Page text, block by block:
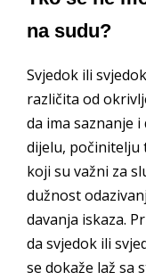
na sudu?
Svjedok ili
različita od
da ima saznanje
dijelu, počinitelju
koji su važni za
dužnost
davanja iskaza.
da svjedok ili
se dokaže laž sa